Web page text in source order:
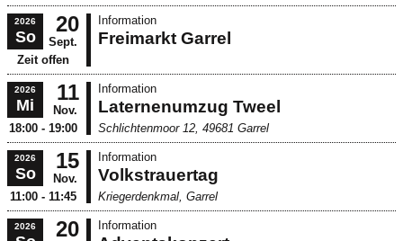
2026
So
20
Sept.
Zeit offen
Freimarkt Garrel
Information
2026
Mi
11
Nov.
18:00 - 19:00
Laternenumzug Tweel
Information
Schlichtenmoor 12, 49681 Garrel
2026
So
15
Nov.
11:00 - 11:45
Volkstrauertag
Information
Kriegerdenkmal, Garrel
2026 20 Information